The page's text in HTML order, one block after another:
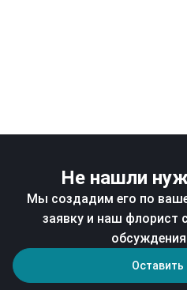
Не нашли
Мы создадим его по
заявку и наш флорист
Оставить